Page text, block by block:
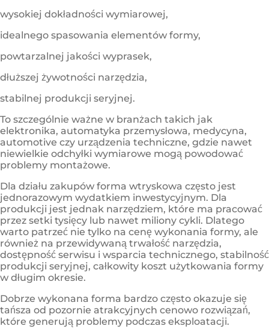
wysokiej dokładności wymiarowej,
idealnego spasowania elementów formy,
powtarzalnej jakości wyprasek,
dłuższej żywotności narzędzia,
stabilnej produkcji seryjnej.
To szczególnie ważne w branżach takich jak
elektronika, automatyka przemysłowa, medycyna,
automotive czy urządzenia techniczne, gdzie nawet
niewielkie odchyłki wymiarowe mogą powodować
problemy montażowe.
Dla działu zakupów forma wtryskowa często jest
jednorazowym wydatkiem inwestycyjnym. Dla
produkcji jest jednak narzędziem, które ma pracować
przez setki tysięcy lub nawet miliony cykli. Dlatego
warto patrzeć nie tylko na cenę wykonania formy, ale
również na przewidywaną trwałość narzędzia,
dostępność serwisu i wsparcia technicznego, stabilność
produkcji seryjnej, całkowity koszt użytkowania formy
w długim okresie.
Dobrze wykonana forma bardzo często okazuje się
tańsza od pozornie atrakcyjnych cenowo rozwiązań,
które generują problemy podczas eksploatacji.